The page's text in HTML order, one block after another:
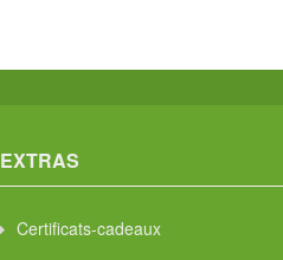
EXTRAS
Certificats-cadeaux